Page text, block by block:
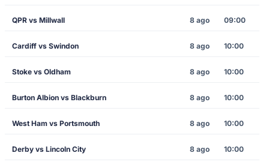
QPR vs Millwall 8 ago 09:00
Cardiff vs Swindon 8 ago 10:00
Stoke vs Oldham 8 ago 10:00
Burton Albion vs Blackburn 8 ago 10:00
West Ham vs Portsmouth 8 ago 10:00
Derby vs Lincoln City 8 ago 10:00